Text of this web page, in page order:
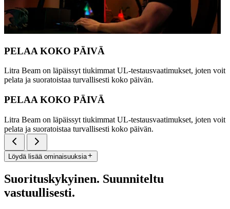
PELAA KOKO PÄIVÄ
Litra Beam on läpäissyt tiukimmat UL-testausvaatimukset, joten voit
pelata ja suoratoistaa turvallisesti koko päivän.
PELAA KOKO PÄIVÄ
Litra Beam on läpäissyt tiukimmat UL-testausvaatimukset, joten voit
pelata ja suoratoistaa turvallisesti koko päivän.
Löydä lisää ominaisuuksia
Suorituskykyinen. Suunniteltu
vastuullisesti.